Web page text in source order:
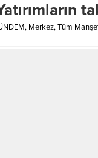
, Merkez,Tüm